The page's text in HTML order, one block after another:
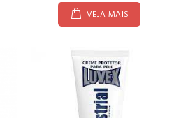
VEJA MAIS